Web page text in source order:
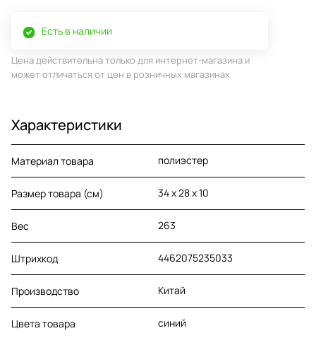
Есть в наличии
Цена действительна только для интернет-магазина и
может отличаться от цен в розничных магазинах
Характеристики
Материал товара полиэстер
Размер товара (см) 34 х 28 х 10
Вес 263
Штрихкод 4462075235033
Производство Китай
Цвета товара синий